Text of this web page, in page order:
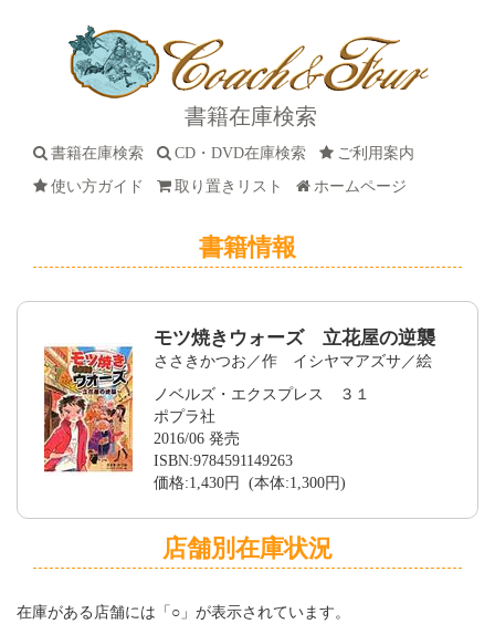
書籍在庫検索
書籍在庫検索 CD・DVD在庫検索
ご利用案内
使い方ガイド
取り置きリスト ホームページ
書籍情報
モツ焼きウォーズ 立花屋の逆襲
ささきかつお／作 イシヤマアズサ／絵
ノベルズ・エクスプレス ３１
ポプラ社
2016/06 発売
ISBN:9784591149263
価格:1,430円 (本体:1,300円)
店舗別在庫状況
在庫がある店舗には「○」が表示されています。